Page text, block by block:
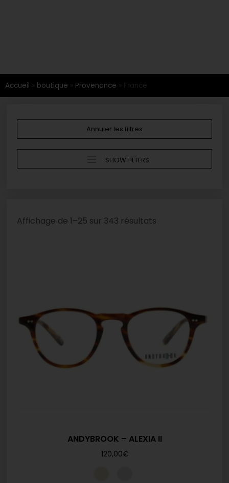
Accueil » boutique » Provenance » France
Annuler les filtres
SHOW FILTERS
Affichage de 1–25 sur 343 résultats
ANDYBROOK – ALEXIA II
120,00€